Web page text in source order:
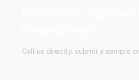
Call us directly, submit a sample